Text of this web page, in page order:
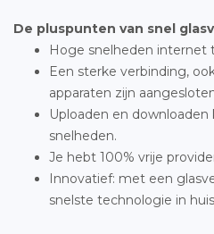
De pluspunten van snel
Hoge snelheden internet
Een sterke verbinding,
apparaten zijn
Uploaden en
snelheden.
Je hebt 100% vrije
Innovatief: met een
snelste technologie in